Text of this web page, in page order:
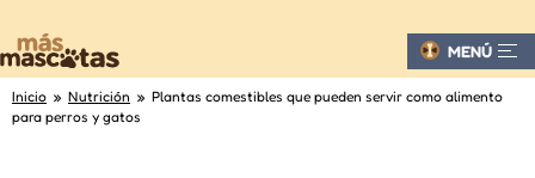
MENÚ
Inicio » Nutrición » Plantas comestibles que pueden servir como alimento
para perros y gatos